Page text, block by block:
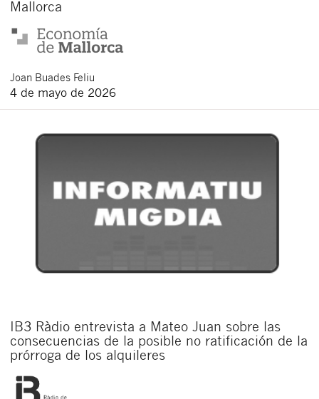
Mallorca
Joan Buades Feliu
4 de mayo de 2026
IB3 Ràdio entrevista a Mateo Juan sobre las
consecuencias de la posible no ratificación de la
prórroga de los alquileres